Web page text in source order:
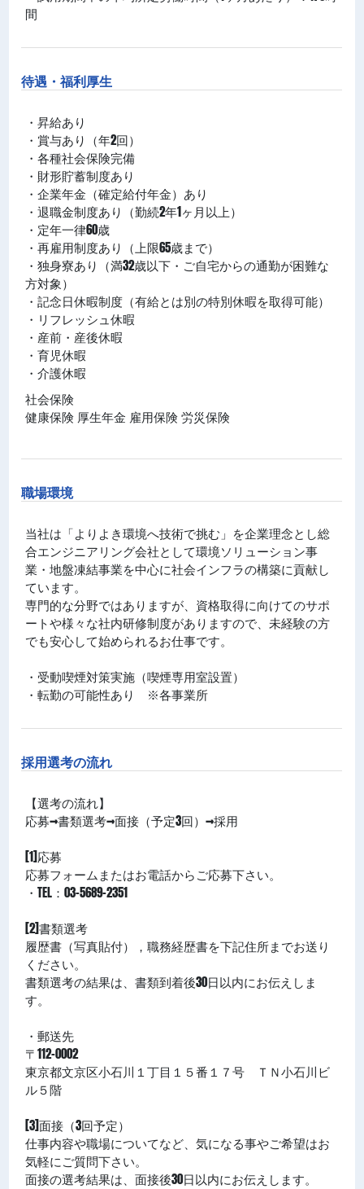
間
待遇・福利厚生
・昇給あり
・賞与あり（年2回）
・各種社会保険完備
・財形貯蓄制度あり
・企業年金（確定給付年金）あり
・退職金制度あり（勤続2年1ヶ月以上）
・定年一律60歳
・再雇用制度あり（上限65歳まで）
・独身寮あり（満32歳以下・ご自宅からの通勤が困難な
方対象）
・記念日休暇制度（有給とは別の特別休暇を取得可能）
・リフレッシュ休暇
・産前・産後休暇
・育児休暇
・介護休暇
社会保険
健康保険 厚生年金 雇用保険 労災保険
職場環境
当社は「よりよき環境へ技術で挑む」を企業理念とし総
合エンジニアリング会社として環境ソリューション事
業・地盤凍結事業を中心に社会インフラの構築に貢献し
ています。
専門的な分野ではありますが、資格取得に向けてのサポ
ートや様々な社内研修制度がありますので、未経験の方
でも安心して始められるお仕事です。
・受動喫煙対策実施（喫煙専用室設置）
・転勤の可能性あり ※各事業所
採用選考の流れ
【選考の流れ】
応募→書類選考→面接（予定3回）→採用
[1]応募
応募フォームまたはお電話からご応募下さい。
・TEL：03-5689-2351
[2]書類選考
履歴書（写真貼付），職務経歴書を下記住所までお送り
ください。
書類選考の結果は、書類到着後30日以内にお伝えしま
す。
・郵送先
〒112-0002
東京都文京区小石川１丁目１５番１７号 ＴＮ小石川ビ
ル５階
[3]面接（3回予定）
仕事内容や職場についてなど、気になる事やご希望はお
気軽にご質問下さい。
面接の選考結果は、面接後30日以内にお伝えします。